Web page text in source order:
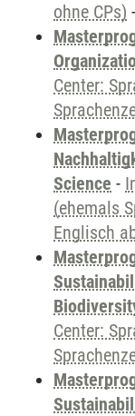
ohne CPs) -
Center:
Science -
(ehemals
Englisch
Center: